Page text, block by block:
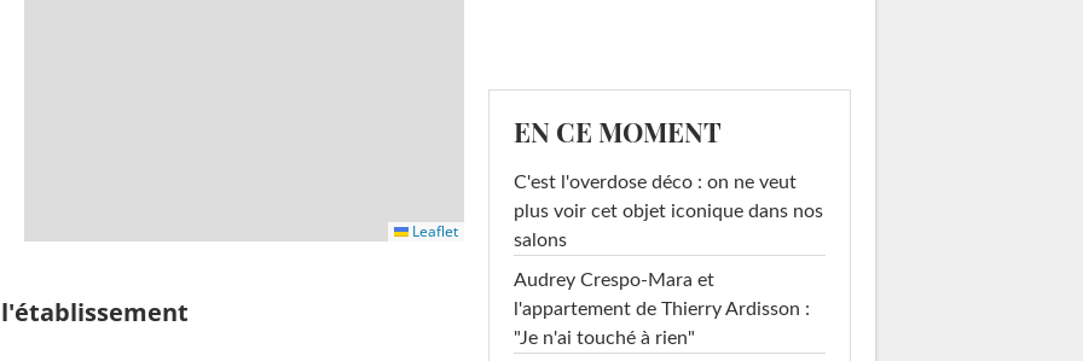
Leaflet
EN CE MOMENT
C'est l'overdose déco : on ne veut
plus voir cet objet iconique dans nos
salons
Audrey Crespo-Mara et
l'appartement de Thierry Ardisson :
"Je n'ai touché à rien"